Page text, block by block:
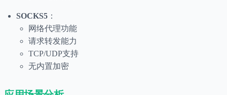
SOCKS5 ：
网络代理功能
请求转发能力
TCP/UDP支持
无内置加密